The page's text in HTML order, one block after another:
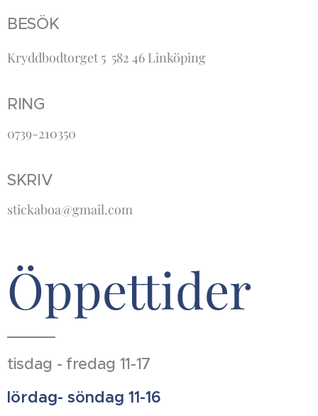
BESÖK
Kryddbodtorget 5 582 46 Linköping
RING
0739-210350
SKRIV
stickaboa@gmail.com
Öppettider
tisdag - fredag 11-17
lördag- söndag 11-16